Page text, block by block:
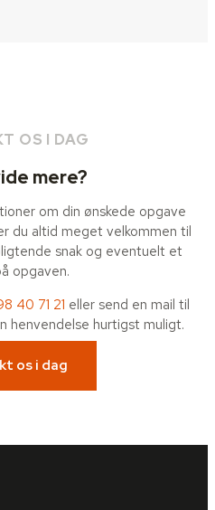
OS I DAG
mere?
om din ønskede opgave
du altid meget velkommen til
snak og eventuelt et
opgaven.
40 71 21 eller send en mail til
henvendelse hurtigst muligt.
os i dag